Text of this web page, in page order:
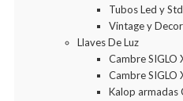
Tubos Led y Std
Vintage y
Llaves De Luz
Cambre SIGLO
Cambre SIGLO
Kalop armadas